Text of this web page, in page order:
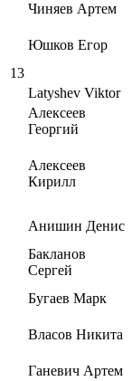
Чиняев Артем
Юшков Егор
13
Latyshev Viktor
Алексеев
Георгий
Алексеев
Кирилл
Анишин Денис
Бакланов
Сергей
Бугаев Марк
Власов Никита
Ганевич Артем